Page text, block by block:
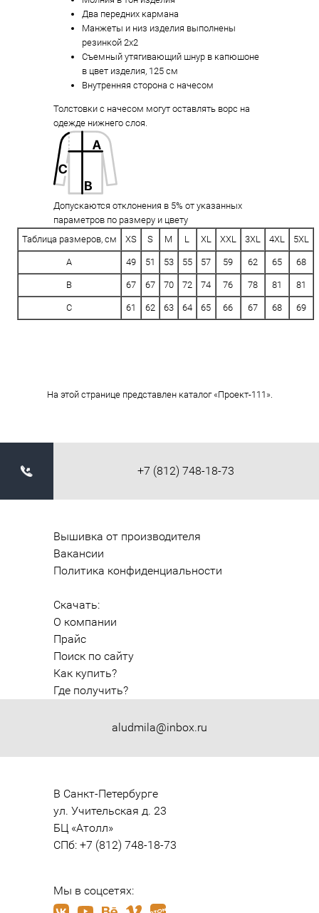
Два передних кармана
Манжеты и низ изделия выполнены
резинкой 2х2
Съемный утягивающий шнур в капюшоне
в цвет изделия, 125 см
Внутренняя сторона с начесом
Толстовки с начесом могут оставлять ворс на
одежде нижнего слоя.
Допускаются отклонения в 5% от указанных
параметров по размеру и цвету
Таблица размеров, см
XS S M L XL XXL 3XL 4XL 5XL
A 49 51 53 55 57 59 62 65 68
B 67 67 70 72 74 76 78 81 81
C 61 62 63 64 65 66 67 68 69
На этой странице представлен каталог «Проект-111».
+7 (812) 748-18-73
aludmila@inbox.ru
Вышивка от производителя
Вакансии
Политика конфиденциальности
Скачать:
О компании
Прайс
Поиск по сайту
Как купить?
Где получить?
В Санкт-Петербурге
ул. Учительская д. 23
БЦ «Атолл»
СПб: +7 (812) 748-18-73
Мы в соцсетях: